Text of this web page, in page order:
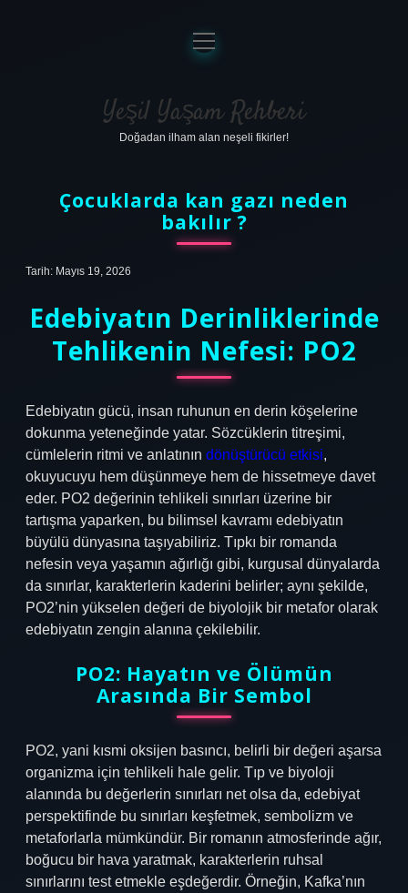
Anasayfa
Gizlilik Politikası
Yasal Uyarı
menüyü
aç
Yeşil Yaşam Rehberi
Doğadan ilham alan neşeli fikirler!
Çocuklarda kan gazı neden
bakılır ?
Tarih: Mayıs 19, 2026
Edebiyatın Derinliklerinde
Tehlikenin Nefesi: PO2
Edebiyatın gücü, insan ruhunun en derin köşelerine
dokunma yeteneğinde yatar. Sözcüklerin titreşimi,
cümlelerin ritmi ve anlatının dönüştürücü etkisi,
okuyucuyu hem düşünmeye hem de hissetmeye davet
eder. PO2 değerinin tehlikeli sınırları üzerine bir
tartışma yaparken, bu bilimsel kavramı edebiyatın
büyülü dünyasına taşıyabiliriz. Tıpkı bir romanda
nefesin veya yaşamın ağırlığı gibi, kurgusal dünyalarda
da sınırlar, karakterlerin kaderini belirler; aynı şekilde,
PO2’nin yükselen değeri de biyolojik bir metafor olarak
edebiyatın zengin alanına çekilebilir.
PO2: Hayatın ve Ölümün
Arasında Bir Sembol
PO2, yani kısmi oksijen basıncı, belirli bir değeri aşarsa
organizma için tehlikeli hale gelir. Tıp ve biyoloji
alanında bu değerlerin sınırları net olsa da, edebiyat
perspektifinde bu sınırları keşfetmek, sembolizm ve
metaforlarla mümkündür. Bir romanın atmosferinde ağır,
boğucu bir hava yaratmak, karakterlerin ruhsal
sınırlarını test etmekle eşdeğerdir. Örneğin, Kafka’nın